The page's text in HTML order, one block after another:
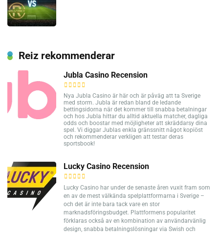
Reiz rekommenderar
Jubla Casino Recension
Nya Jubla Casino är här och är påväg att ta Sverige
med storm. Jubla är redan bland de ledande
bettingsidorna när det kommer till snabba betalningar
och hos Jubla hittar du alltid aktuella matcher, dagliga
odds och boostar med möjligheter att skräddarsy dina
spel. Vi diggar Jublas enkla gränssnitt något kopiöst
och rekommenderar verkligen att testar deras
sportsbook!
Lucky Casino Recension
Lucky Casino har under de senaste åren vuxit fram som
en av de mest välkända spelplattformarna i Sverige –
och det är inte bara tack vare en stor
marknadsföringsbudget. Plattformens popularitet
förklaras också av en kombination av användarvänlig
design, snabba betalningslösningar via Swish och